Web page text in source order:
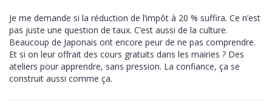
Je me demande si la réduction de l’impôt à 20 % suffira. Ce n’est
pas juste une question de taux. C’est aussi de la culture.
Beaucoup de Japonais ont encore peur de ne pas comprendre.
Et si on leur offrait des cours gratuits dans les mairies ? Des
ateliers pour apprendre, sans pression. La confiance, ça se
construit aussi comme ça.